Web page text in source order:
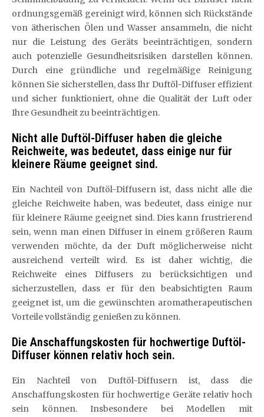
ordnungsgemäß gereinigt wird, können sich Rückstände
von ätherischen Ölen und Wasser ansammeln, die nicht
nur die Leistung des Geräts beeinträchtigen, sondern
auch potenzielle Gesundheitsrisiken darstellen können.
Durch eine gründliche und regelmäßige Reinigung
können Sie sicherstellen, dass Ihr Duftöl-Diffuser effizient
und sicher funktioniert, ohne die Qualität der Luft oder
Ihre Gesundheit zu beeinträchtigen.
Nicht alle Duftöl-Diffuser haben die gleiche
Reichweite, was bedeutet, dass einige nur für
kleinere Räume geeignet sind.
Ein Nachteil von Duftöl-Diffusern ist, dass nicht alle die
gleiche Reichweite haben, was bedeutet, dass einige nur
für kleinere Räume geeignet sind. Dies kann frustrierend
sein, wenn man einen Diffuser in einem größeren Raum
verwenden möchte, da der Duft möglicherweise nicht
ausreichend verteilt wird. Es ist daher wichtig, die
Reichweite eines Diffusers zu berücksichtigen und
sicherzustellen, dass er für den beabsichtigten Raum
geeignet ist, um die gewünschten aromatherapeutischen
Vorteile vollständig genießen zu können.
Die Anschaffungskosten für hochwertige Duftöl-
Diffuser können relativ hoch sein.
Ein Nachteil von Duftöl-Diffusern ist, dass die
Anschaffungskosten für hochwertige Geräte relativ hoch
sein können. Insbesondere bei Modellen mit